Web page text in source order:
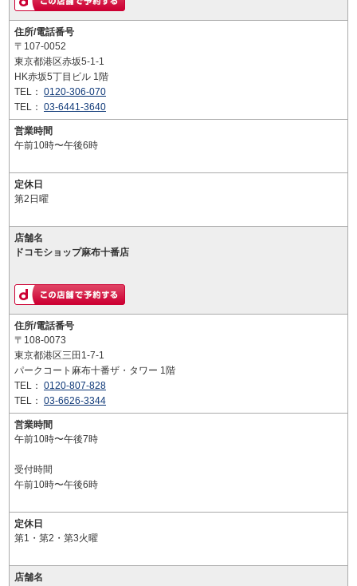
住所/電話番号
〒107-0052
東京都港区赤坂5-1-1
HK赤坂5丁目ビル 1階
TEL： 0120-306-070
TEL： 03-6441-3640
営業時間
午前10時〜午後6時
定休日
第2日曜
店舗名
ドコモショップ麻布十番店
住所/電話番号
〒108-0073
東京都港区三田1-7-1
パークコート麻布十番ザ・タワー 1階
TEL： 0120-807-828
TEL： 03-6626-3344
営業時間
午前10時〜午後7時
受付時間
午前10時〜午後6時
定休日
第1・第2・第3火曜
店舗名